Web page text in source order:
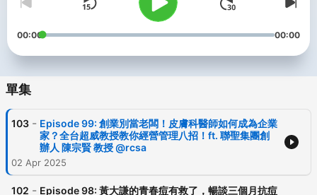
00:00 00:00
單集
103 - Episode 99: 創業別當老闆！皮膚科醫師如何成為企業
家？全台超威教授教你經營管理八招！ft. 聯聖集團創
辦人 陳宗賢 教授 @‌rcsa
02 Apr 2025
102 - Episode 98: 黃大謙的青春痘有救了，暢談三個月抗痘